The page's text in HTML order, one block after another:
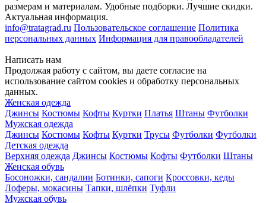
размерам и материалам. Удобные подборки. Лучшие скидки.
Актуальная информация.
info@tratagrad.ru Пользовательское соглашение Политика
персональных данных Информация для правообладателей
Написать нам
Продолжая работу с сайтом, вы даете согласие на
использование сайтом cookies и обработку персональных
данных.
Женская одежда
Джинсы Костюмы Кофты Куртки Платья Штаны Футболки
Мужская одежда
Джинсы Костюмы Кофты Куртки Трусы Футболки Футболки
Детская одежда
Верхняя одежда Джинсы Костюмы Кофты Футболки Штаны
Женская обувь
Босоножки, сандалии Ботинки, сапоги Кроссовки, кеды
Лоферы, мокасины Тапки, шлёпки Туфли
Мужская обувь